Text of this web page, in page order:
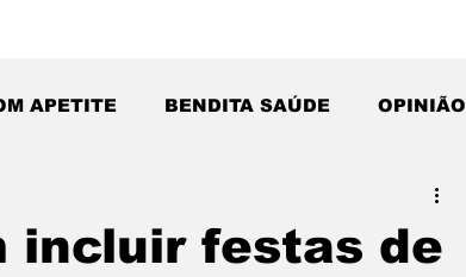
APETITE BENDITA SAÚDE OPINIÃO
incluir festas de